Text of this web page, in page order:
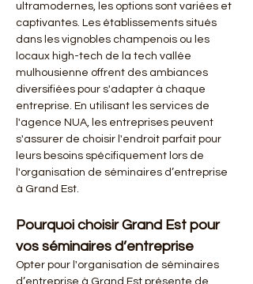
ultramodernes, les options sont variées et
captivantes. Les établissements situés
dans les vignobles champenois ou les
locaux high-tech de la tech vallée
mulhousienne offrent des ambiances
diversifiées pour s'adapter à chaque
entreprise. En utilisant les services de
l'agence NUA, les entreprises peuvent
s'assurer de choisir l'endroit parfait pour
leurs besoins spécifiquement lors de
l'organisation de séminaires d’entreprise
à Grand Est.
Pourquoi choisir Grand Est pour
vos séminaires d’entreprise
Opter pour l'organisation de séminaires
d’entreprise à Grand Est présente de